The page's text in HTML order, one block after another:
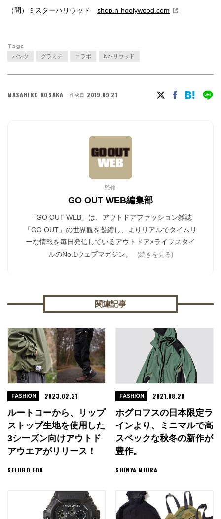
（問）ミスターハリウッド shop.n-hoolywood.com
Tags
パンツ グラミチ コラボ Nハリウッド
MASAHIRO KOSAKA 作成日 2019.09.21
監修
GO OUT WEB編集部
「GO OUT WEB」は、アウトドアファッション雑誌
「GO OUT」の世界観を凝縮し、よりリアルでタイムリ
ーな情報を毎日発信しているアウトドア×ライフスタイ
ルのNo.1ウェブマガジン。
(続きを見る)
関連記事
ルートコーから、リップ
ストップ生地を使用した
3シーズン向けアウトド
アウエアがリリース！
SEIJIRO EDA
FASHION 2023.02.21
ホグロフスの日本限定ラ
インより、ミニマルで高
スペックな秋冬の新作が
豊作。
SHINYA MIURA
FASHION 2021.08.28